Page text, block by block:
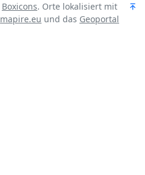
Boxicons. Orte lokalisiert mit
mapire.eu und das Geoportal